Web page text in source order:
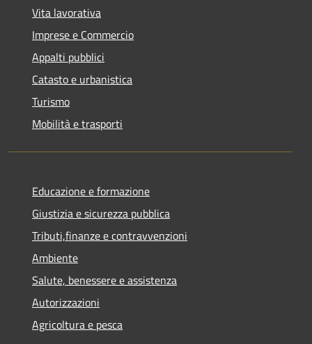
Vita lavorativa
Imprese e Commercio
Appalti pubblici
Catasto e urbanistica
Turismo
Mobilità e trasporti
Educazione e formazione
Giustizia e sicurezza pubblica
Tributi,finanze e contravvenzioni
Ambiente
Salute, benessere e assistenza
Autorizzazioni
Agricoltura e pesca